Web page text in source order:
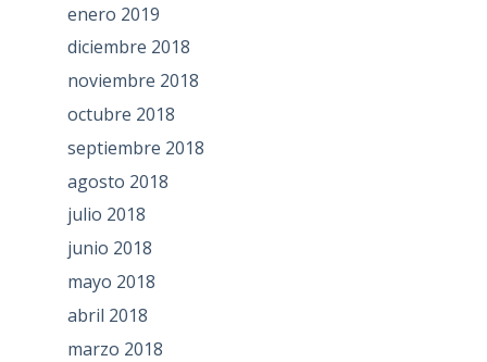
enero 2019
diciembre 2018
noviembre 2018
octubre 2018
septiembre 2018
agosto 2018
julio 2018
junio 2018
mayo 2018
abril 2018
marzo 2018